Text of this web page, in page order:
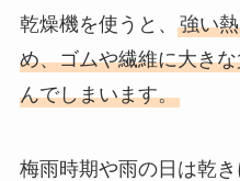
乾燥機を使うと、 強い
め、ゴムや繊維に大き
んでしまいます。
梅雨時期や雨の日は乾